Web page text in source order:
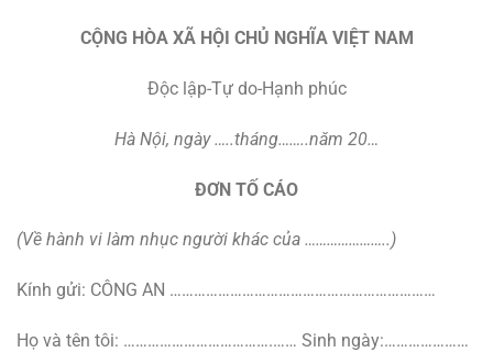
CỘNG HÒA XÃ HỘI CHỦ NGHĨA VIỆT NAM
Độc lập-Tự do-Hạnh phúc
Hà Nội, ngày …..tháng……..năm 20…
ĐƠN TỐ CÁO
(Về hành vi làm nhục người khác của …………………..)
Kính gửi: CÔNG AN …………………………………………………………
Họ và tên tôi: ……………………………….…… Sinh ngày:…………………